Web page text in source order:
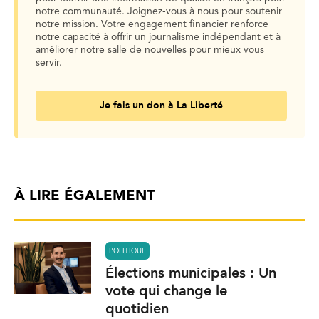
notre communauté. Joignez-vous à nous pour soutenir
notre mission. Votre engagement financier renforce
notre capacité à offrir un journalisme indépendant et à
améliorer notre salle de nouvelles pour mieux vous
servir.
Je fais un don à La Liberté
À LIRE ÉGALEMENT
POLITIQUE
Élections municipales : Un
vote qui change le
quotidien